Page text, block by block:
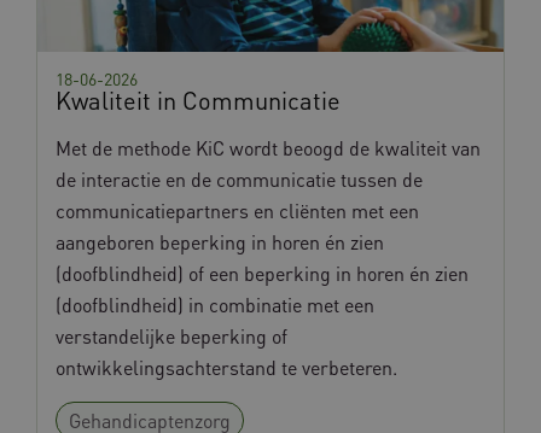
Kwaliteit in Communicatie
18-06-2026
Met de methode KiC wordt beoogd de kwaliteit van
de interactie en de communicatie tussen de
communicatiepartners en cliënten met een
aangeboren beperking in horen én zien
(doofblindheid) of een beperking in horen én zien
(doofblindheid) in combinatie met een
verstandelijke beperking of
ontwikkelingsachterstand te verbeteren.
Gehandicaptenzorg